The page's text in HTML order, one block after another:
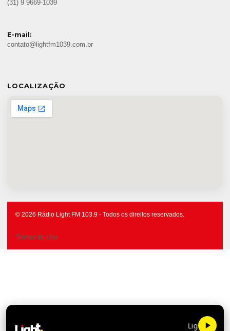
(31) 9 9669-1039
E-mail:
contato@lightfm1039.com.br
LOCALIZAÇÃO
© 2026 Rádio Light FM 103.9 - Todos os direitos reservados.
Termos de Uso
Light FM 103.9